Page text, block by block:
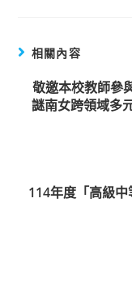
相關內容
敬邀本校教師參
謎南女跨領域多
114年度「高級